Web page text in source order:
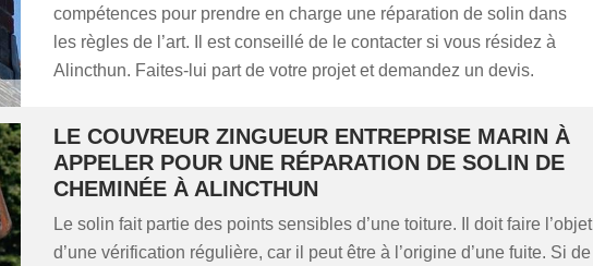
compétences pour prendre en charge une réparation de solin dans
les règles de l’art. Il est conseillé de le contacter si vous résidez à
Alincthun. Faites-lui part de votre projet et demandez un devis.
LE COUVREUR ZINGUEUR ENTREPRISE MARIN À
APPELER POUR UNE RÉPARATION DE SOLIN DE
CHEMINÉE À ALINCTHUN
Le solin fait partie des points sensibles d’une toiture. Il doit faire l’objet
d’une vérification régulière, car il peut être à l’origine d’une fuite. Si de